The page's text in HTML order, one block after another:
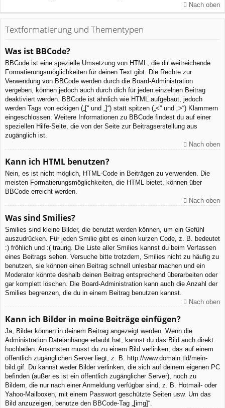
Nach oben
Textformatierung und Thementypen
Was ist BBCode?
BBCode ist eine spezielle Umsetzung von HTML, die dir weitreichende
Formatierungsmöglichkeiten für deinen Text gibt. Die Rechte zur
Verwendung von BBCode werden durch die Board-Administration
vergeben, können jedoch auch durch dich für jeden einzelnen Beitrag
deaktiviert werden. BBCode ist ähnlich wie HTML aufgebaut, jedoch
werden Tags von eckigen („[“ und „]“) statt spitzen („<“ und „>“) Klammern
eingeschlossen. Weitere Informationen zu BBCode findest du auf einer
speziellen Hilfe-Seite, die von der Seite zur Beitragserstellung aus
zugänglich ist.
Nach oben
Kann ich HTML benutzen?
Nein, es ist nicht möglich, HTML-Code in Beiträgen zu verwenden. Die
meisten Formatierungsmöglichkeiten, die HTML bietet, können über
BBCode erreicht werden.
Nach oben
Was sind Smilies?
Smilies sind kleine Bilder, die benutzt werden können, um ein Gefühl
auszudrücken. Für jeden Smilie gibt es einen kurzen Code, z. B. bedeutet
:) fröhlich und :( traurig. Die Liste aller Smilies kannst du beim Verfassen
eines Beitrags sehen. Versuche bitte trotzdem, Smilies nicht zu häufig zu
benutzen, sie können einen Beitrag schnell unlesbar machen und ein
Moderator könnte deshalb deinen Beitrag entsprechend überarbeiten oder
gar komplett löschen. Die Board-Administration kann auch die Anzahl der
Smilies begrenzen, die du in einem Beitrag benutzen kannst.
Nach oben
Kann ich Bilder in meine Beiträge einfügen?
Ja, Bilder können in deinem Beitrag angezeigt werden. Wenn die
Administration Dateianhänge erlaubt hat, kannst du das Bild auch direkt
hochladen. Ansonsten musst du zu einem Bild verlinken, das auf einem
öffentlich zugänglichen Server liegt, z. B. http://www.domain.tld/mein-
bild.gif. Du kannst weder Bilder verlinken, die sich auf deinem eigenen PC
befinden (außer es ist ein öffentlich zugänglicher Server), noch zu
Bildern, die nur nach einer Anmeldung verfügbar sind, z. B. Hotmail- oder
Yahoo-Mailboxen, mit einem Passwort geschützte Seiten usw. Um das
Bild anzuzeigen, benutze den BBCode-Tag „[img]“.